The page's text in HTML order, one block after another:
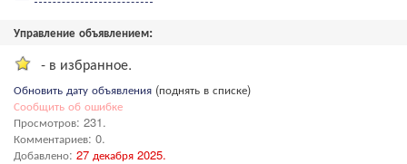
Управление объявлением:
- в избранное.
Обновить дату объявления (поднять в списке)
Сообщить об ошибке
Просмотров: 231.
Комментариев: 0.
Добавлено: 27 декабря 2025.